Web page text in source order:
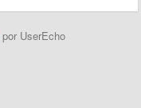
por UserEcho